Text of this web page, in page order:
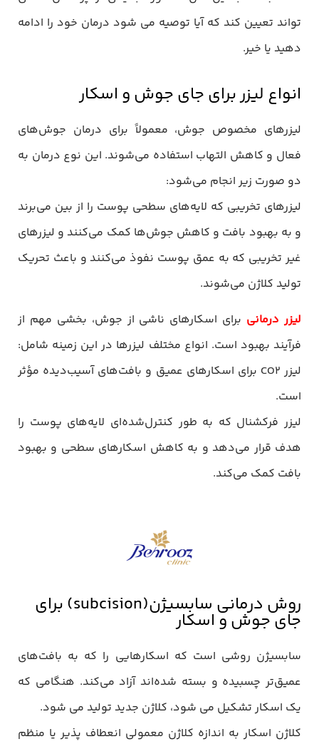
تواند تعیین کند که آیا توصیه می شود درمان خود را ادامه
دهید یا خیر.
انواع لیزر برای جای جوش و اسکار
لیزرهای مخصوص جوش، معمولاً برای درمان جوش‌های
فعال و کاهش التهاب استفاده می‌شوند. این نوع درمان به
دو صورت زیر انجام می‌شود:
لیزرهای تخریبی که لایه‌های سطحی پوست را از بین می‌برند
و به بهبود بافت و کاهش جوش‌ها کمک می‌کنند و لیزرهای
غیر تخریبی که به عمق پوست نفوذ می‌کنند و باعث تحریک
تولید کلاژن می‌شوند.
لیزر درمانی برای اسکارهای ناشی از جوش، بخشی مهم از
فرآیند بهبود است. انواع مختلف لیزرها در این زمینه شامل:
لیزر CO2 برای اسکارهای عمیق و بافت‌های آسیب‌دیده مؤثر
است.
لیزر فرکشنال که به طور کنترل‌شده‌ای لایه‌های پوست را
هدف قرار می‌دهد و به کاهش اسکارهای سطحی و بهبود
بافت کمک می‌کند.
روش درمانی سابسیژن(subcision) برای
جای جوش و اسکار
سابسیژن روشی است که اسکارهایی را که به بافت‌های
عمیق‌تر چسبیده و بسته شده‌اند آزاد می‌کند. هنگامی که
یک اسکار تشکیل می شود، کلاژن جدید تولید می شود.
کلاژن اسکار به اندازه کلاژن معمولی انعطاف پذیر یا منظم